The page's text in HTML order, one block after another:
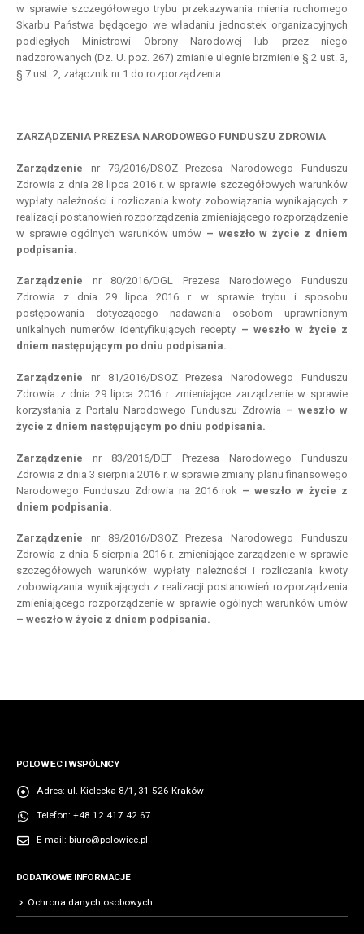
w sprawie szczegółowego trybu przekazywania mienia ruchomego
Skarbu Państwa będącego we władaniu jednostek organizacyjnych
podległych Ministrowi Obrony Narodowej lub przez niego
nadzorowanych (Dz. U. poz. 267) zmianie ulegnie brzmienie § 2 ust. 3,
§ 7 ust. 2, załącznik nr 1 do rozporządzenia.
ZARZĄDZENIA PREZESA NARODOWEGO FUNDUSZU ZDROWIA
Zarządzenie nr 79/2016/DSOZ Prezesa Narodowego Funduszu
Zdrowia z dnia 28 lipca 2016 r. w sprawie szczegółowych warunków
wypłaty należności i rozliczania kwoty zobowiązania wynikających z
realizacji postanowień rozporządzenia zmieniającego rozporządzenie
w sprawie ogólnych warunków umów – weszło w życie z dniem
podpisania.
Zarządzenie nr 80/2016/DGL Prezesa Narodowego Funduszu
Zdrowia z dnia 29 lipca 2016 r. w sprawie trybu i sposobu
postępowania dotyczącego nadawania osobom uprawnionym
unikalnych numerów identyfikujących recepty – weszło w życie z
dniem następującym po dniu podpisania.
Zarządzenie nr 81/2016/DSOZ Prezesa Narodowego Funduszu
Zdrowia z dnia 29 lipca 2016 r. zmieniające zarządzenie w sprawie
korzystania z Portalu Narodowego Funduszu Zdrowia – weszło w
życie z dniem następującym po dniu podpisania.
Zarządzenie nr 83/2016/DEF Prezesa Narodowego Funduszu
Zdrowia z dnia 3 sierpnia 2016 r. w sprawie zmiany planu finansowego
Narodowego Funduszu Zdrowia na 2016 rok – weszło w życie z
dniem podpisania.
Zarządzenie nr 89/2016/DSOZ Prezesa Narodowego Funduszu
Zdrowia z dnia 5 sierpnia 2016 r. zmieniające zarządzenie w sprawie
szczegółowych warunków wypłaty należności i rozliczania kwoty
zobowiązania wynikających z realizacji postanowień rozporządzenia
zmieniającego rozporządzenie w sprawie ogólnych warunków umów
– weszło w życie z dniem podpisania.
POLOWIEC I WSPÓLNICY
Adres: ul. Kielecka 8/1, 31-526 Kraków
Telefon: +48 12 417 42 67
E-mail: biuro@polowiec.pl
DODATKOWE INFORMACJE
Ochrona danych osobowych